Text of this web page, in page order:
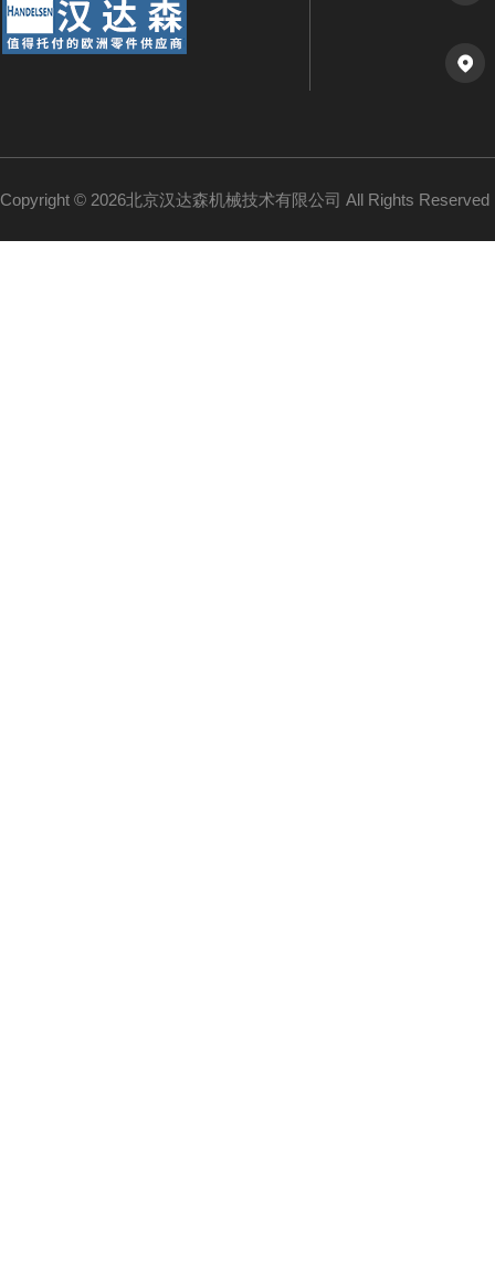
Copyright © 2026北京汉达森机械技术有限公司 All Rights